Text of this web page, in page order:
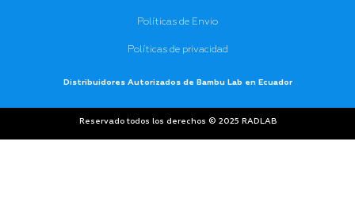
Políticas de Envio
Políticas de privacidad
Distribuidores Autorizados de Bambu Lab en Ecuador
Reservado todos los derechos © 2025 RADLAB